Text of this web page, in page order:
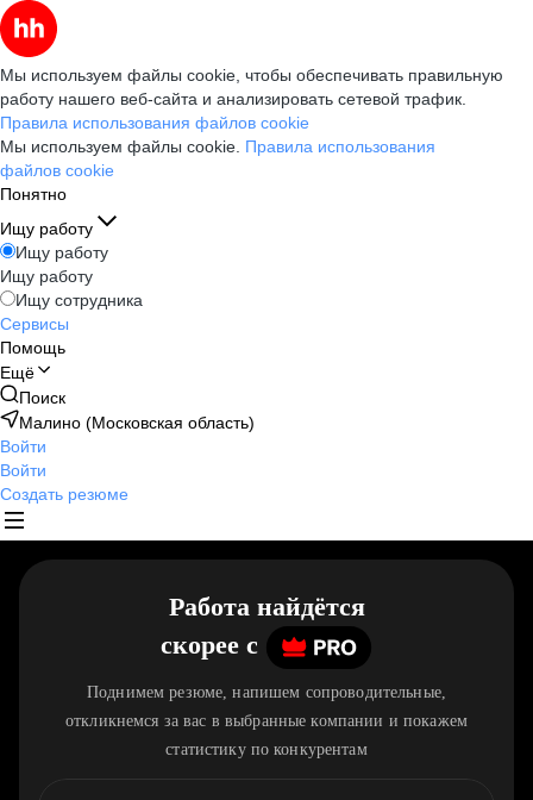
Мы используем файлы cookie, чтобы обеспечивать правильную
работу нашего веб-сайта и анализировать сетевой трафик.
Правила использования файлов cookie
Мы используем файлы cookie. Правила использования
файлов cookie
Понятно
Ищу работу
Ищу работу
Ищу работу
Ищу сотрудника
Сервисы
Помощь
Ещё
Поиск
Малино (Московская область)
Войти
Войти
Создать резюме
Работа найдётся
скорее c
Поднимем резюме, напишем сопроводительные,
откликнемся за вас в выбранные компании и покажем
статистику по конкурентам